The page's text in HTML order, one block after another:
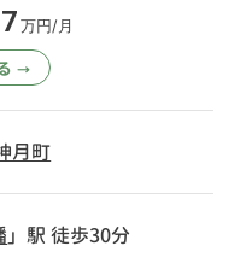
万円/月
→
月町
」駅 徒歩30分